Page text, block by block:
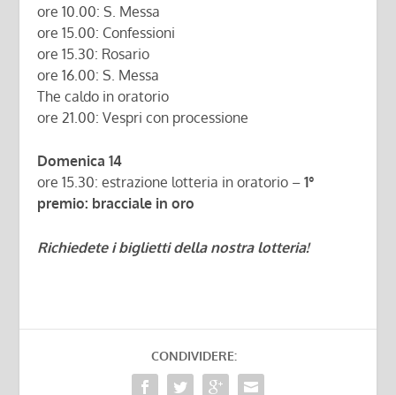
ore 10.00: S. Messa
ore 15.00: Confessioni
ore 15.30: Rosario
ore 16.00: S. Messa
The caldo in oratorio
ore 21.00: Vespri con processione
Domenica 14
ore 15.30: estrazione lotteria in oratorio –1°
premio: bracciale in oro
Richiedete i biglietti della nostra lotteria!
CONDIVIDERE: